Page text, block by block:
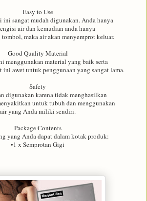
Easy to Use
ini sangat mudah digunakan. Anda hanya
air dan kemudian anda hanya
maka air akan menyemprot keluar.
Good Quality Material
menggunakan material yang baik serta
ini awet untuk penggunaan yang sangat lama.
Safety
digunakan karena tidak menghasilkan
untuk tubuh dan menggunakan
air yang Anda miliki sendiri.
Package Contents
yang Anda dapat dalam kotak produk:
•1 x Semprotan Gigi